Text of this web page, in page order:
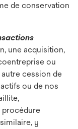
de conservation
une acquisition,
ou
cession de
ou de nos
procédure
y